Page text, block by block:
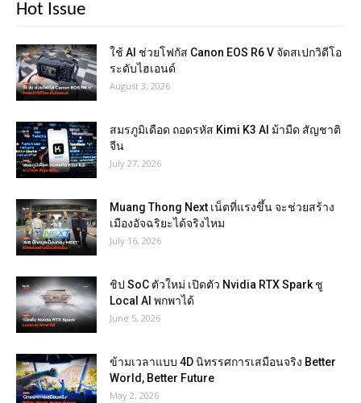
Hot Issue
ใช้ AI ช่วยโฟกัส Canon EOS R6 V จัดสเปกวิดีโอ
ระดับไฮเอนด์
August 3, 2026
สมรภูมิเดือด ถอดรหัส Kimi K3 AI ม้ามืด สัญชาติ
จีน
July 27, 2026
Muang Thong Next เน็ตที่แรงขึ้น จะช่วยสร้าง
เมืองอัจฉริยะได้จริงไหม
July 16, 2026
ชิป SoC ตัวใหม่ เปิดตัว Nvidia RTX Spark ชู
Local AI พกพาได้
June 5, 2026
ข้ามเวลาแบบ 4D นิทรรศการเสมือนจริง Better
World, Better Future
May 2, 2026